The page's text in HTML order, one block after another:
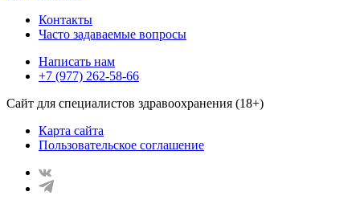
Контакты
Часто задаваемые вопросы
Написать нам
+7 (977) 262-58-66
Сайт для специалистов здравоохранения (18+)
Карта сайта
Пользовательское соглашение